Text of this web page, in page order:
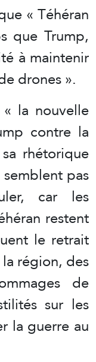
« Téhéran
que Trump,
à maintenir
drones ».
la nouvelle
contre la
rhétorique
pas
car les
restent
le retrait
région, des
de
sur les
la guerre au